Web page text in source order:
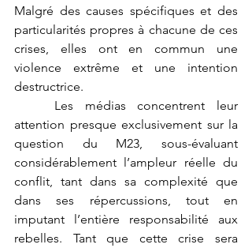
Malgré des causes spécifiques et des
particularités propres à chacune de ces
crises, elles ont en commun une
violence extrême et une intention
destructrice.
attention presque exclusivement sur la
question du M23, sous-évaluant
considérablement l’ampleur réelle du
conflit, tant dans sa complexité que
dans ses répercussions, tout en
imputant l’entière responsabilité aux
rebelles. Tant que cette crise sera